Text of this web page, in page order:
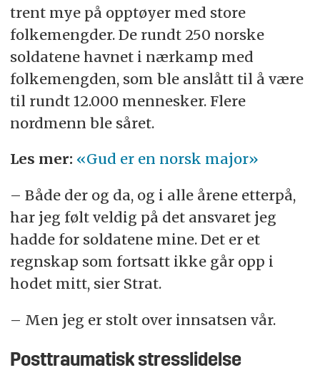
trent mye på opptøyer med store
folkemengder. De rundt 250 norske
soldatene havnet i nærkamp med
folkemengden, som ble anslått til å være
til rundt 12.000 mennesker. Flere
nordmenn ble såret.
Les mer: «Gud er en norsk major»
– Både der og da, og i alle årene etterpå,
har jeg følt veldig på det ansvaret jeg
hadde for soldatene mine. Det er et
regnskap som fortsatt ikke går opp i
hodet mitt, sier Strat.
– Men jeg er stolt over innsatsen vår.
Posttraumatisk stresslidelse